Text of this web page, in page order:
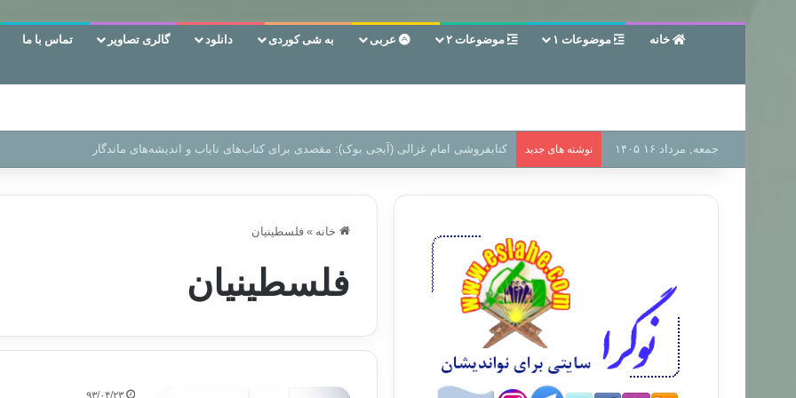
خانه موضوعات ۱ موضوعات ۲ عربی به شی کوردی دانلود گالری تصاویر تماس با ما
جمعه, مرداد ۱۶ ۱۴۰۵ نوشته های جدید سر دفتر فساد در زمین‌، دوری وکناره‌گیری از راه خداست‌!
خانه » فلسطینیان
فلسطینیان
۹۳/۰۴/۲۳